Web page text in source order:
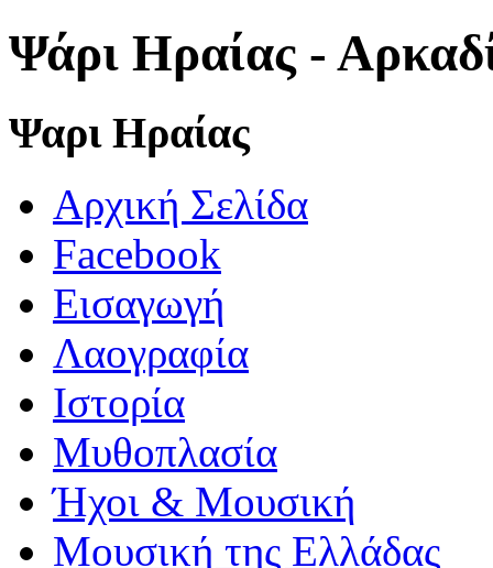
Ψάρι Ηραίας -
Ψαρι Ηραίας
Αρχική Σελίδα
Facebook
Εισαγωγή
Λαογραφία
Ιστορία
Μυθοπλασία
Ήχοι & Μουσική
Μουσική της Ελλάδας